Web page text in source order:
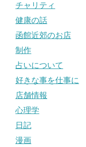
チャリティ
健康の話
函館近郊のお店
制作
占いについて
好きな事を仕事に
店舗情報
心理学
日記
漫画